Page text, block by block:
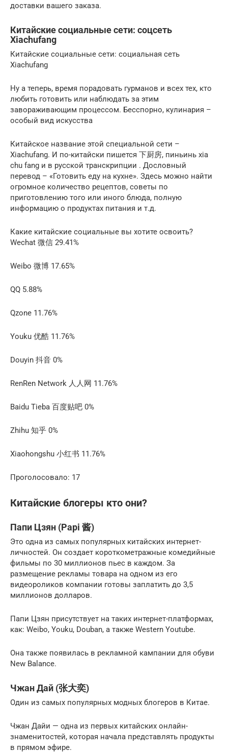
доставки вашего заказа.
Китайские социальные сети: соцсеть
Xiachufang
Китайские социальные сети: социальная сеть
Xiachufang
Ну а теперь, время порадовать гурманов и всех тех, кто
любить готовить или наблюдать за этим
завораживающим процессом. Бесспорно, кулинария –
особый вид искусства
Китайское название этой специальной сети –
Xiachufang. И по-китайски пишется 下厨房, пиньинь xia
chu fang и в русской транскрипции . Дословный
перевод – «Готовить еду на кухне». Здесь можно найти
огромное количество рецептов, советы по
приготовлению того или иного блюда, полную
информацию о продуктах питания и т.д.
Какие китайские социальные вы хотите освоить?
Wechat 微信 29.41%
Weibo 微博 17.65%
QQ 5.88%
Qzone 11.76%
Youku 优酷 11.76%
Douyin 抖音 0%
RenRen Network 人人网 11.76%
Baidu Tieba 百度贴吧 0%
Zhihu 知乎 0%
Xiaohongshu 小红书 11.76%
Проголосовало: 17
Китайские блогеры кто они?
Папи Цзян (Papi 酱)
Это одна из самых популярных китайских интернет-
личностей. Он создает короткометражные комедийные
фильмы по 30 миллионов пьес в каждом. За
размещение рекламы товара на одном из его
видеороликов компании готовы заплатить до 3,5
миллионов долларов.
Папи Цзян присутствует на таких интернет-платформах,
как: Weibo, Youku, Douban, а также Western Youtube.
Она также появилась в рекламной кампании для обуви
New Balance.
Чжан Дай (张大奕)
Один из самых популярных модных блогеров в Китае.
Чжан Дайи — одна из первых китайских онлайн-
знаменитостей, которая начала представлять продукты
в прямом эфире.